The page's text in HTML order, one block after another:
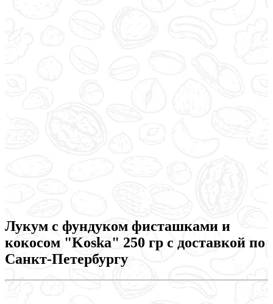
Лукум с фундуком фисташками и
кокосом "Koska" 250 гр с доставкой по
Санкт-Петербургу